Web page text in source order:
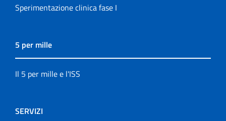
Sperimentazione clinica fase I
5 per mille
Il 5 per mille e l'ISS
SERVIZI